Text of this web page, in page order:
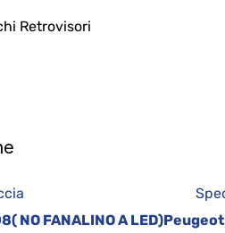
Retrovisori
e freccia
NO FANALINO A LED)